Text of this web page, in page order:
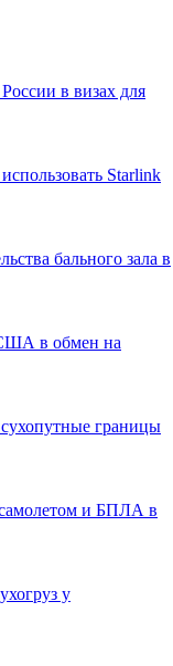
в визах для
Starlink
бального зала в
в обмен на
границы
и БПЛА в
у